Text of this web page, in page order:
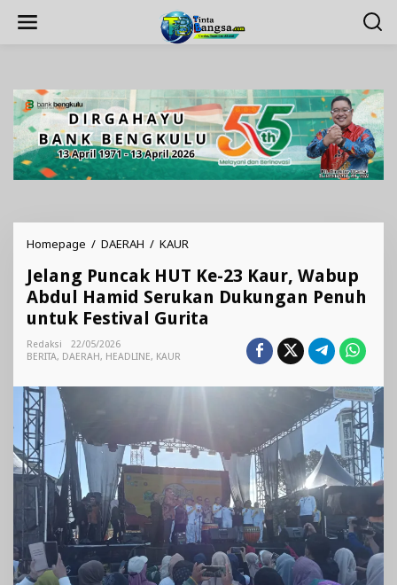
Homepage / DAERAH / KAUR
HUT
Ke-
23
Kaur,
Serukan
Festival
Gurita
Jelang Puncak HUT Ke-23 Kaur, Wabup
Abdul Hamid Serukan Dukungan Penuh
untuk Festival Gurita
Redaksi
22/05/2026
BERITA, DAERAH, HEADLINE, KAUR